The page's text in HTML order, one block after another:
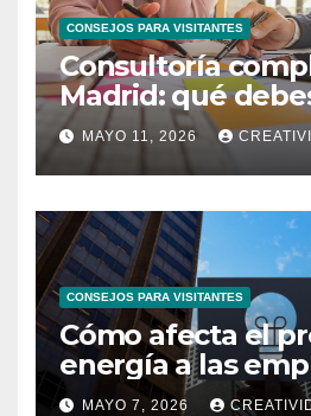
CONSEJOS PARA VISITANTES
Consultoría
Madrid: qué
MAYO 11, 2026
CONSEJOS PARA VISITANTES
Cómo afecta el
energía a las
españolas
MAYO 7, 2026